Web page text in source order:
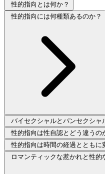
性的指向とは何か？
性的指向には何種類あるのか？
バイセクシャルとパンセクシャ
性的指向は性自認とどう違うの
性的指向は時間の経過とともに
ロマンティックな惹かれと性的